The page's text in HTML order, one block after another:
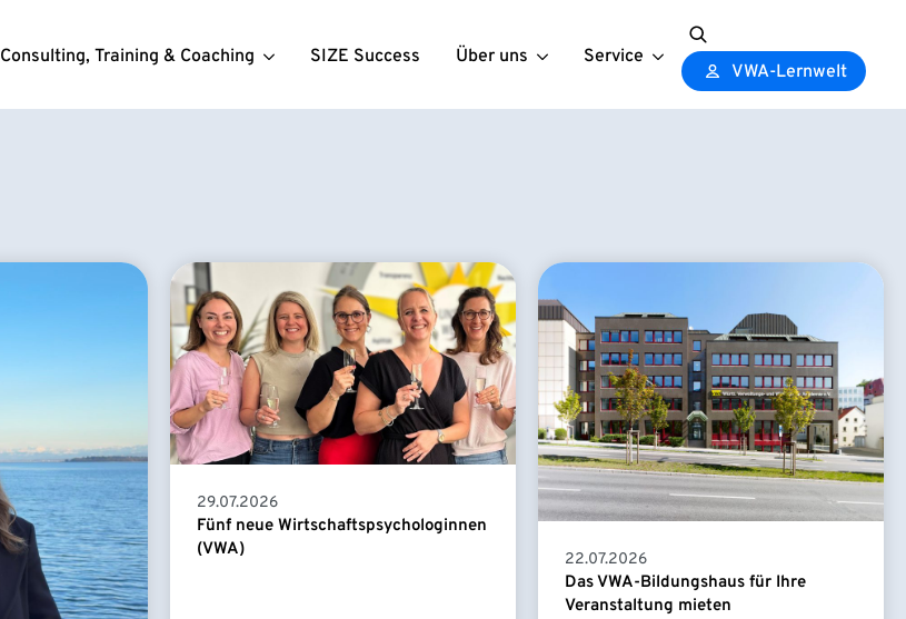
Consulting, Training & Coaching SIZE Success Über uns Service
Search
for:
VWA-Lernwelt
29.07.2026
Fünf neue Wirtschaftspsychologinnen
(VWA)
22.07.2026
Das VWA-Bildungshaus für Ihre
Veranstaltung mieten